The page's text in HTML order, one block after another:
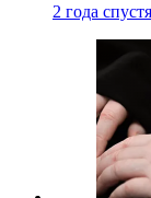
2 года спустя